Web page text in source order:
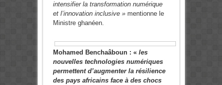
intensifier la transformation numérique
et l’innovation inclusive »mentionne le
Ministre ghanéen.
Mohamed Benchaâboun : « les
nouvelles technologies numériques
permettent d’augmenter la résilience
des pays africains face à des chocs